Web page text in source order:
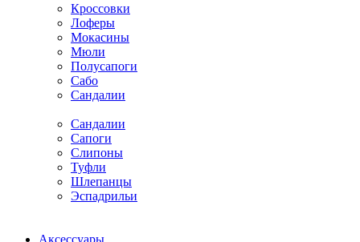
Кроссовки
Лоферы
Мокасины
Мюли
Полусапоги
Сабо
Сандалии
Сандалии
Сапоги
Слипоны
Туфли
Шлепанцы
Эспадрильи
Аксессуары